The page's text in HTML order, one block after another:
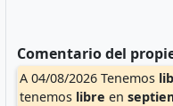
Comentario del
A 04/08/2026 Tenemos
tenemos libre en